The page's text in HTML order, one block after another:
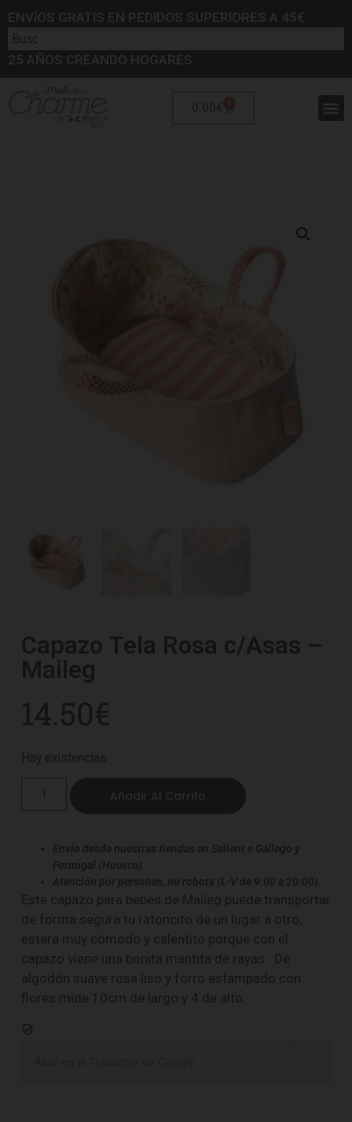
ENVÍOS GRATIS EN PEDIDOS SUPERIORES A 45€
25 AÑOS CREANDO HOGARES
Capazo Tela Rosa c/Asas –
Maileg
14.50€
Hay existencias
Añadir Al Carrito
Envío desde nuestras tiendas en Sallent e Gállego y
Formigal (Huesca)
Atención por personas, no robots (L-V de 9:00 a 20:00).
Este capazo para bebés de Maileg puede transportar
de forma segura tu ratoncito de un lugar a otro,
estará muy cómodo y calentito porque con el
capazo viene una bonita mantita de rayas. De
algodón suave rosa liso y forro estampado con
flores mide 10cm de largo y 4 de alto.